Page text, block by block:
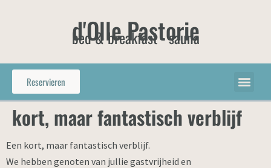
d'Olle Pastorie
bed & breakfast - sauna
Reservieren
kort, maar fantastisch verblijf
Een kort, maar fantastisch verblijf.
We hebben genoten van jullie gastvrijheid en